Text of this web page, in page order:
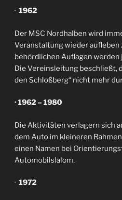
· 1962
Der MSC Nordhalben wird
Veranstaltung wieder aufleben
behördlichen Auflagen
Die Vereinsleitung beschließt,
den Schloßberg“ nicht mehr
· 1962 – 1980
Die Aktivitäten verlagern sich
dem Auto im kleineren
einen Namen bei
Automobilslalom.
· 1972